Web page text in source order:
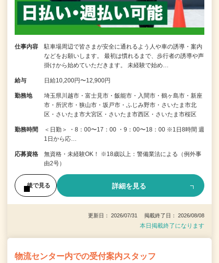
仕事内容
駐車場周辺で皆さまが安全に通れるよう人や車の誘導・案内
などをお願いします。 最初は慣れるまで、歩行者の誘導や声
掛けから始めていただきます。 未経験で始め…
給与 日給10,200円〜12,900円
勤務地
埼玉県川越市・富士見市・飯能市・入間市・鶴ヶ島市・新座
市・所沢市・狭山市・坂戸市・ふじみ野市・さいたま市北
区・さいたま市大宮区・さいたま市西区・さいたま市桜区
勤務時間
＜日勤＞ ・8：00〜17：00 ・9：00〜18：00 ※1日8時間 週
1日から応…
応募資格
無資格・未経験OK！ ※18歳以上：警備業法による（例外事
由2号）
後で見る 詳細を見る
更新日： 2026/07/31 掲載終了日： 2026/08/08
本日掲載終了になります
物流センター内での受付案内スタッフ